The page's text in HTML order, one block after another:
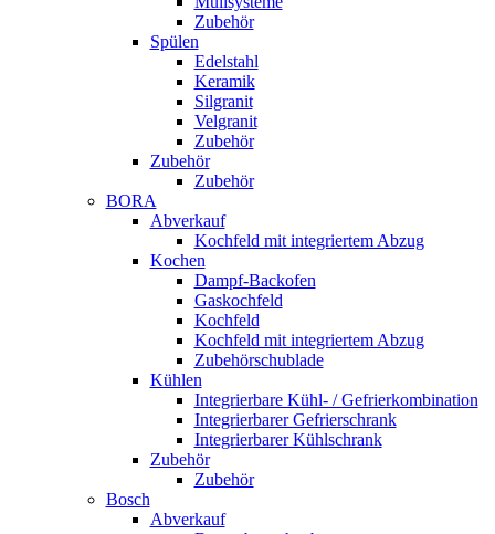
Zubehör
Spülen
Edelstahl
Keramik
Silgranit
Velgranit
Zubehör
Zubehör
Zubehör
BORA
Abverkauf
Kochfeld mit integriertem Abzug
Kochen
Dampf-Backofen
Gaskochfeld
Kochfeld
Kochfeld mit integriertem Abzug
Zubehörschublade
Kühlen
Integrierbare Kühl- / Gefrierkombination
Integrierbarer Gefrierschrank
Integrierbarer Kühlschrank
Zubehör
Zubehör
Bosch
Abverkauf